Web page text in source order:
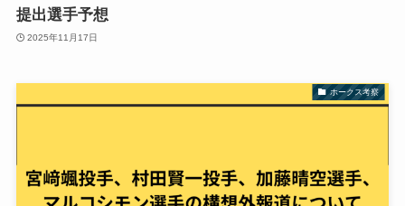
提出選手予想
2025年11月17日
ホークス考察